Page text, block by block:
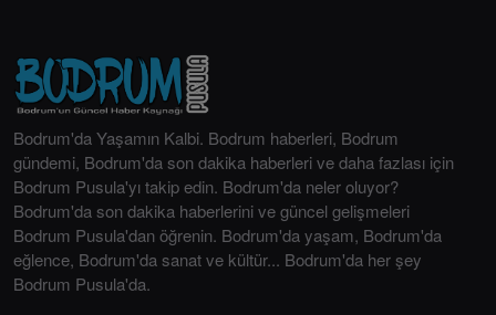
Bodrum'da Yaşamın Kalbi. Bodrum haberleri, Bodrum
gündemi, Bodrum'da son dakika haberleri ve daha fazlası için
Bodrum Pusula'yı takip edin. Bodrum'da neler oluyor?
Bodrum'da son dakika haberlerini ve güncel gelişmeleri
Bodrum Pusula'dan öğrenin. Bodrum'da yaşam, Bodrum'da
eğlence, Bodrum'da sanat ve kültür... Bodrum'da her şey
Bodrum Pusula'da.